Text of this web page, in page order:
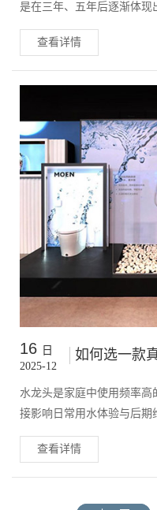
是在三年、五年后逐渐体现
更关注长期使用成本与稳定
专业的角度来判断。
查看详情
16 日
2025-12
如何选一款真正适合家庭
水龙头是家庭中使用频率高
接影响日常用水体验与后期
同系列在功能定位和结构配
景进行选择，才能发挥其真
查看详情